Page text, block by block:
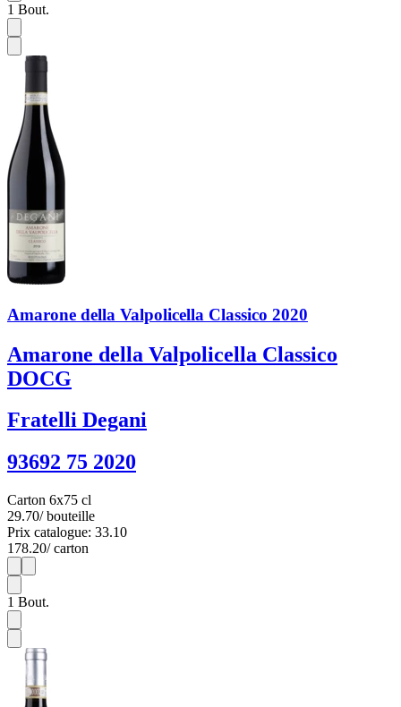
1 Bout.
Amarone della Valpolicella Classico 2020
Amarone della Valpolicella Classico
DOCG
Fratelli Degani
93692 75 2020
Carton 6x75 cl
29.70/ bouteille
Prix catalogue: 33.10
178.20/ carton
1
1 Bout.